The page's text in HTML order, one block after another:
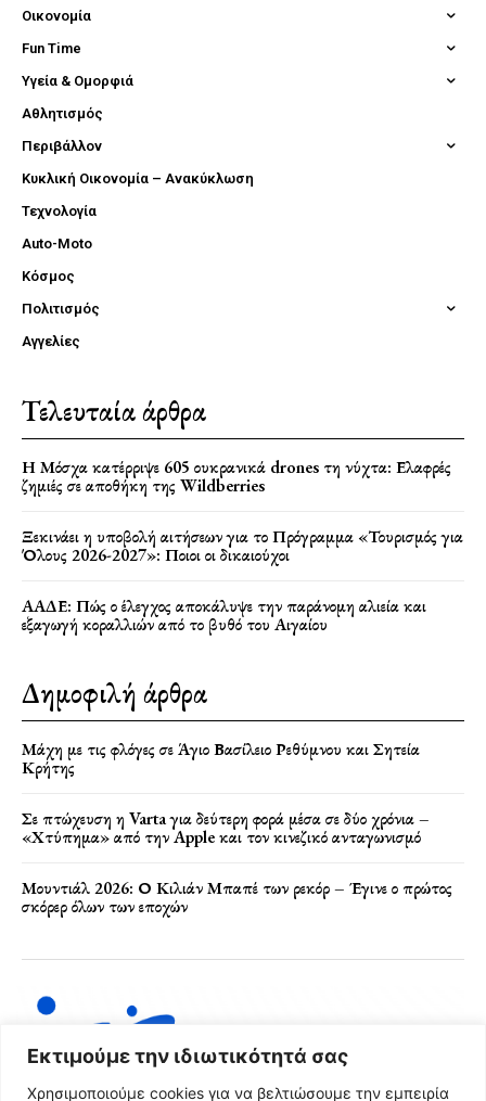
Εκτιμούμε την ιδιωτικότητά σας
Χρησιμοποιούμε cookies για να βελτιώσουμε την εμπειρία
Οικονομία
Fun Time
Υγεία & Ομορφιά
Αθλητισμός
Περιβάλλον
Κυκλική Οικονομία – Ανακύκλωση
Τεχνολογία
Auto-Moto
Κόσμος
Πολιτισμός
Αγγελίες
Τελευταία άρθρα
Η Μόσχα κατέρριψε 605 ουκρανικά drones τη νύχτα: Ελαφρές
ζημιές σε αποθήκη της Wildberries
Ξεκινάει η υποβολή αιτήσεων για το Πρόγραμμα «Τουρισμός για
Όλους 2026-2027»: Ποιοι οι δικαιούχοι
ΑΑΔΕ: Πώς ο έλεγχος αποκάλυψε την παράνομη αλιεία και
εξαγωγή κοραλλιών από το βυθό του Αιγαίου
Δημοφιλή άρθρα
Μάχη με τις φλόγες σε Άγιο Βασίλειο Ρεθύμνου και Σητεία
Κρήτης
Σε πτώχευση η Varta για δεύτερη φορά μέσα σε δύο χρόνια –
«Χτύπημα» από την Apple και τον κινεζικό ανταγωνισμό
Μουντιάλ 2026: Ο Κιλιάν Μπαπέ των ρεκόρ – Έγινε ο πρώτος
σκόρερ όλων των εποχών